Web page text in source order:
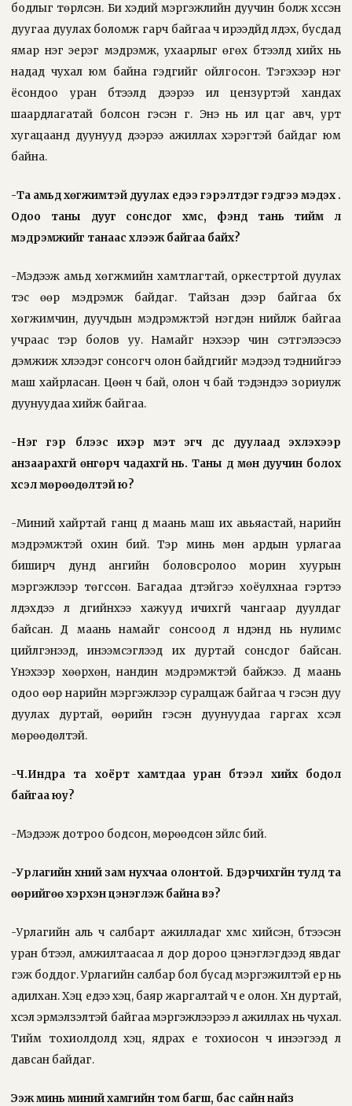
бодлыг төрүүлсэн. Би хэдий мэргэжлийн дуучин болж хүссэн
дуугаа дуулах боломж гарч байгаа ч ирээдүйд үлдэх, бусдад
ямар нэг эерэг мэдрэмж, ухаарлыг өгөх бүтээлүүд хийх нь
надад чухал юм байна гэдгийг ойлгосон. Тэгэхээр нэг
ёсондоо уран бүтээлүүд дээрээ илүү цензуртэй хандах
шаардлагатай болсон гэсэн үг. Энэ нь илүү цаг авч, урт
хугацаанд дуунууд дээрээ ажиллах хэрэгтэй байдаг юм
байна.
-Та амьд хөгжимтэй дуулах үедээ гэрэлтдэг гэдгээ мэдэх үү.
Одоо таны дууг сонсдог хүмүүс, фэнүүд тань тийм л
мэдрэмжийг танаас хүлээж байгаа байх?
-Мэдээж амьд хөгжмийн хамтлагтай, оркестртой дуулах
тэс өөр мэдрэмж байдаг. Тайзан дээр байгаа бүх
хөгжимчин, дуучдын мэдрэмжтэй нэгдэн нийлж байгаа
учраас тэр болов уу. Намайг үнэхээр чин сэтгэлээсээ
дэмжиж хүлээдэг сонсогч олон байдгийг мэдээд тэднийгээ
маш хайрласан. Цөөн ч бай, олон ч бай тэдэндээ зориулж
дуунуудаа хийж байгаа.
-Нэг гэр бүлээс ихэр мэт эгч дүүс дуулаад эхлэхээр
анзаарахгүй өнгөрч чадахгүй нь. Таны дүү мөн дуучин болох
хүсэл мөрөөдөлтэй юү?
-Миний хайртай ганц дүү маань маш их авьяастай, нарийн
мэдрэмжтэй охин бий. Тэр минь мөн ардын урлагаа
биширч дунд ангийн боловсролоо морин хуурын
мэргэжлээр төгссөн. Багадаа дүүтэйгээ хоёулхнаа гэртээ
үлдэхдээ л дүүгийнхээ хажууд ичихгүй чангаар дуулдаг
байсан. Дүү маань намайг сонсоод л нүдэнд нь нулимс
цийлгэнээд, инээмсэглээд их дуртай сонсдог байсан.
Үнэхээр хөөрхөн, нандин мэдрэмжтэй байжээ. Дүү маань
одоо өөр нарийн мэргэжлээр суралцаж байгаа ч гэсэн дуу
дуулах дуртай, өөрийн гэсэн дуунуудаа гаргах хүсэл
мөрөөдөлтэй.
-Ч.Индра та хоёрт хамтдаа уран бүтээл хийх бодол
байгаа юу?
-Мэдээж дотроо бодсон, мөрөөдсөн зүйлс бий.
-Урлагийн хүний зам нухчаа олонтой. Бүдэрчихгүйн тулд та
өөрийгөө хэрхэн цэнэглэж байна вэ?
-Урлагийн аль ч салбарт ажилладаг хүмүүс хийсэн, бүтээсэн
уран бүтээл, амжилтаасаа л дор дороо цэнэглэгдээд явдаг
гэж боддог. Урлагийн салбар бол бусад мэргэжилтэй ер нь
адилхан. Хэцүү үедээ хэцүү, баяр жаргалтай ч үе олон. Хүн дуртай,
хүсэл эрмэлзэлтэй байгаа мэргэжлээрээ л ажиллах нь чухал.
Тийм тохиолдолд хэцүү, ядрах үе тохиосон ч инээгээд л
давсан байдаг.
Ээж минь минийхамгийн том багш, бас сайн найз